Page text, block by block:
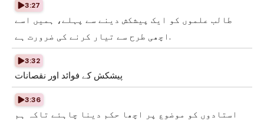
3:27
طالب علموں کو ایک پیشکش دینے سے پہلے، ہمیں اسے
اچھی طرح سے تیار کرنے کی ضرورت ہے.
3:32
پیشکش کے فوائد اور نقصانات
3:36
استادوں کو موضوع پر اچھا حکم دینا چاہئے تاکہ ہم